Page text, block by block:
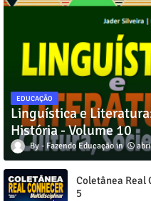
EDUCAÇÃO
Linguística e
História - Volume 10
Fazendo Educação
Coletânea Real
5